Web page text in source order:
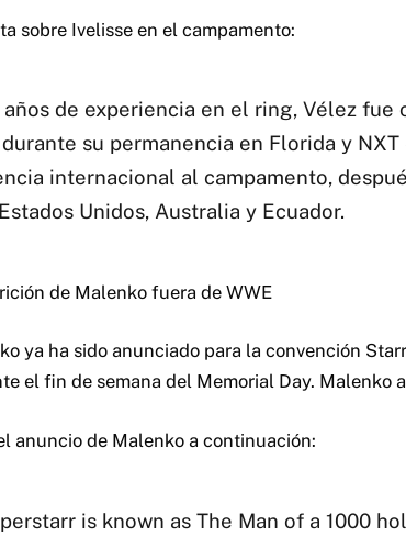
sobre Ivelisse en el campamento:
años de experiencia en el ring, Vélez fue
su permanencia en Florida y NXT
internacional al campamento,
Unidos, Australia y Ecuador.
de Malenko fuera de WWE
ya ha sido anunciado para la convención
el fin de semana del Memorial Day. Malenko
anuncio de Malenko a continuación:
is known as The Man of a 1000